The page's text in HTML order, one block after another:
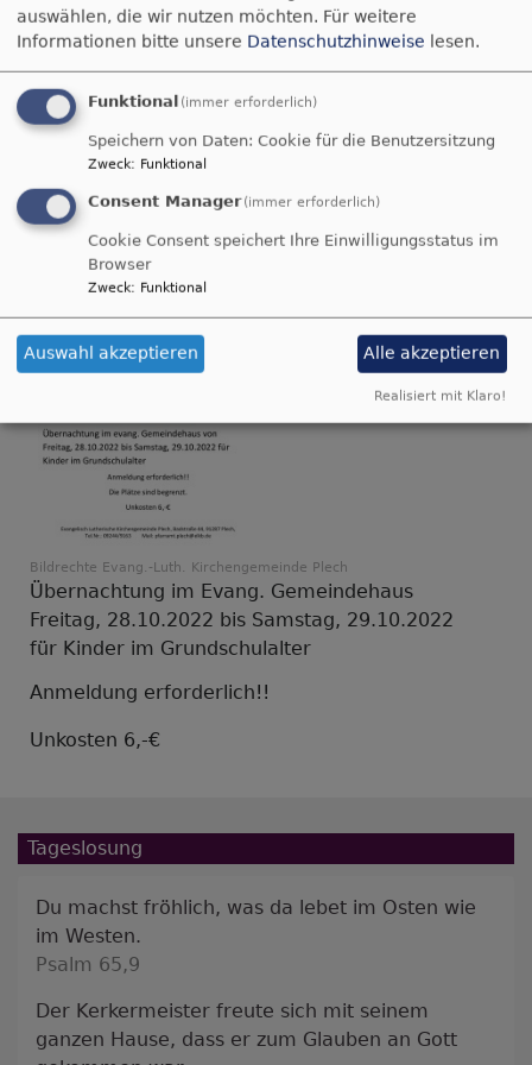
Jim Knopf
Lesenacht im
Oktober
Bildrechte Evang.-Luth. Kirchengemeinde Plech
Übernachtung im Evang. Gemeindehaus
Freitag, 28.10.2022 bis Samstag, 29.10.2022
für Kinder im Grundschulalter
Anmeldung erforderlich!!
Unkosten 6,-€
Tageslosung
Du machst fröhlich, was da lebet im Osten wie
im Westen.
Psalm 65,9
Der Kerkermeister freute sich mit seinem
ganzen Hause, dass er zum Glauben an Gott
auswählen, die wir nutzen möchten. Für weitere
Informationen bitte unsere Datenschutzhinweise lesen.
Funktional (immer erforderlich)
Speichern von Daten: Cookie für die Benutzersitzung
Zweck: Funktional
Consent Manager (immer erforderlich)
Cookie Consent speichert Ihre Einwilligungsstatus im
Browser
Zweck: Funktional
Auswahl akzeptieren Alle akzeptieren
Realisiert mit Klaro!